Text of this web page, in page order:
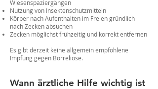
Wiesenspaziergängen
Nutzung von Insektenschutzmitteln
Körper nach Aufenthalten im Freien gründlich
nach Zecken absuchen
Zecken möglichst frühzeitig und korrekt entfernen
Es gibt derzeit keine allgemein empfohlene
Impfung gegen Borreliose.
Wann ärztliche Hilfe wichtig ist